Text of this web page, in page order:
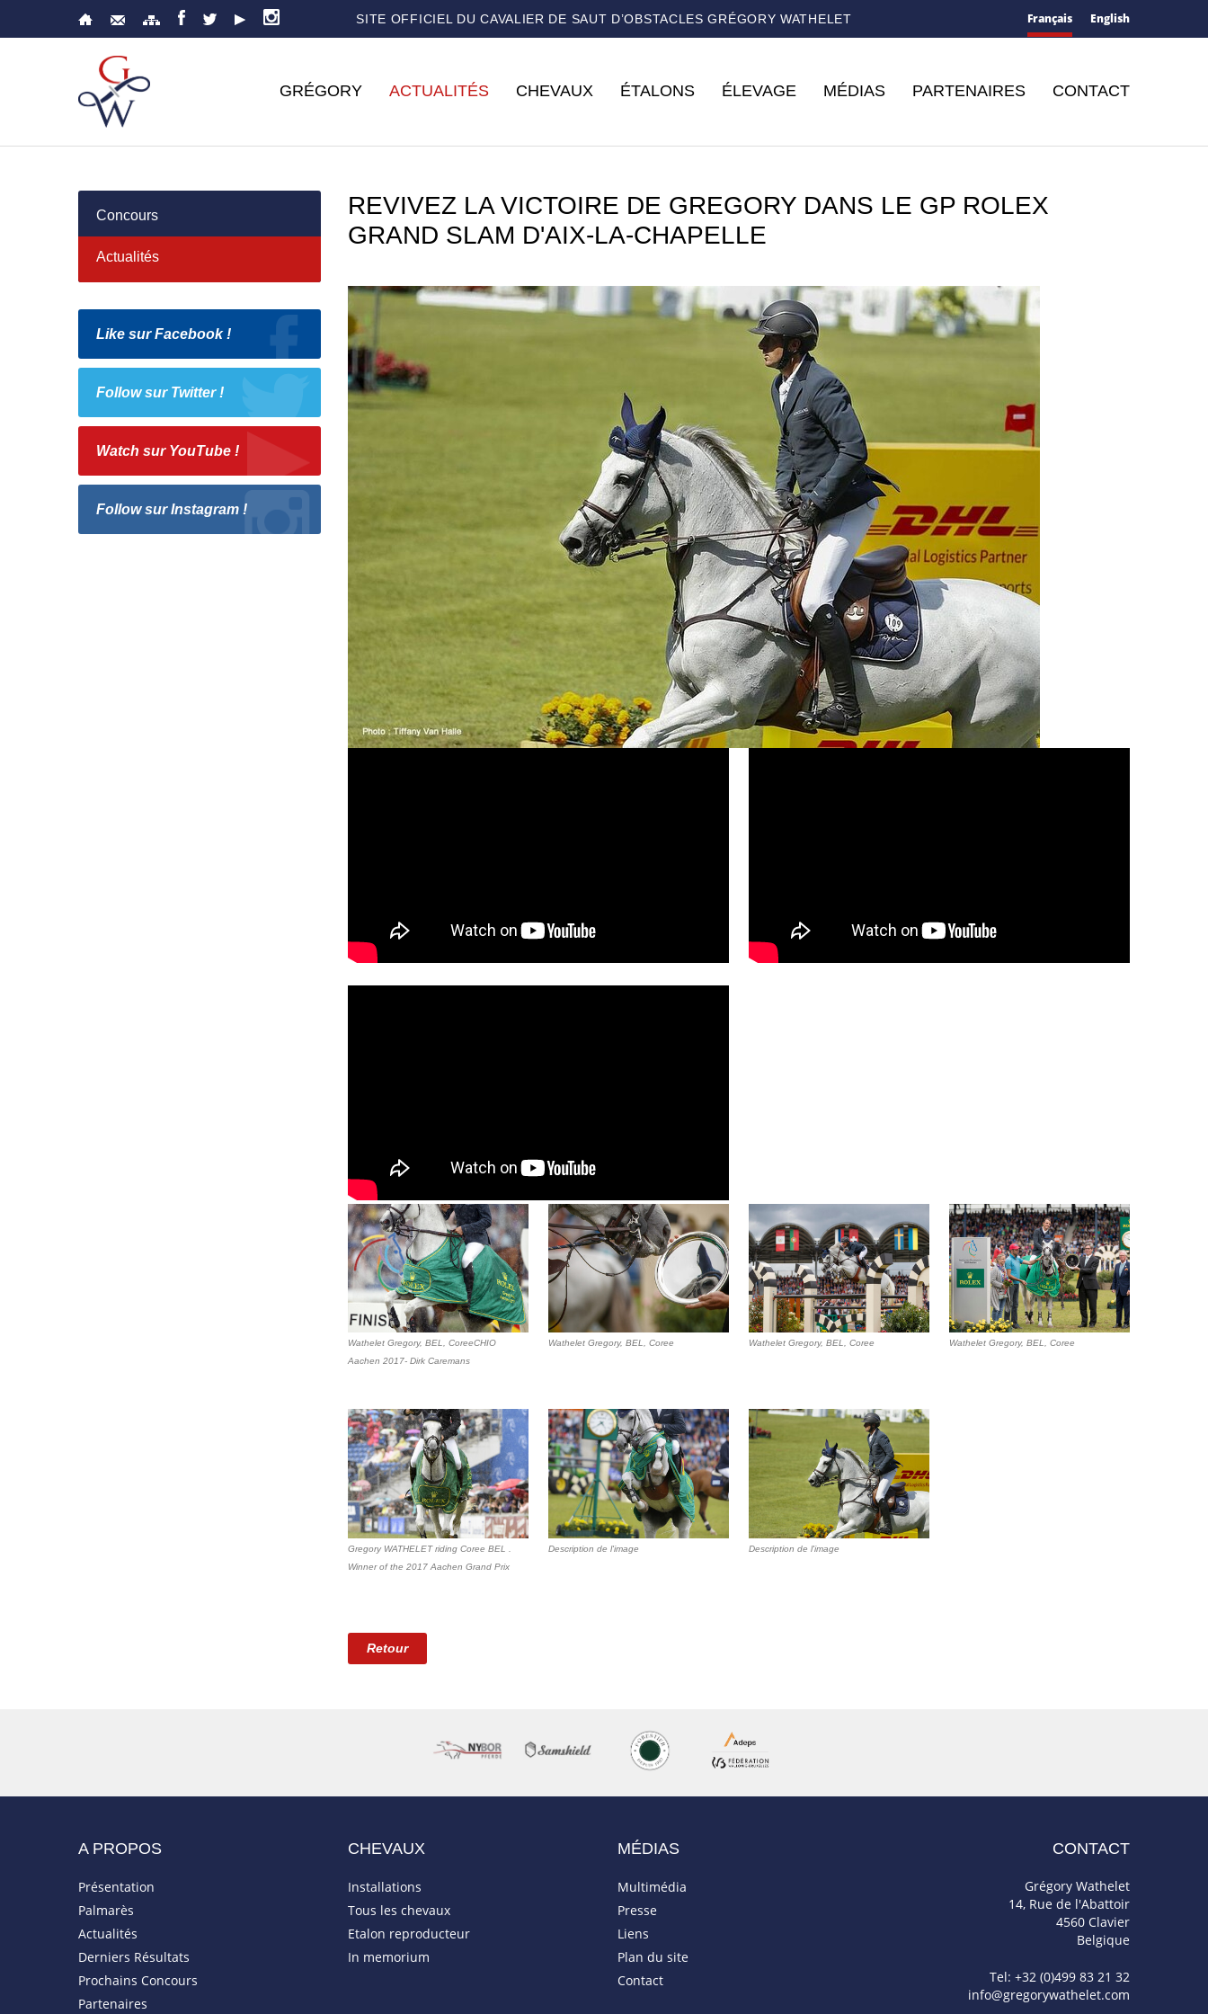
SITE OFFICIEL DU CAVALIER DE SAUT D’OBSTACLES GRÉGORY WATHELET Français English
GRÉGORY ACTUALITÉS CHEVAUX ÉTALONS ÉLEVAGE MÉDIAS PARTENAIRES CONTACT
Concours
Actualités
Like sur Facebook !
Follow sur Twitter !
Watch sur YouTube !
Follow sur Instagram !
REVIVEZ LA VICTOIRE DE GREGORY DANS LE GP ROLEX
GRAND SLAM D'AIX-LA-CHAPELLE
Wathelet Gregory, BEL, CoreeCHIO
Aachen 2017- Dirk Caremans
Wathelet Gregory, BEL, Coree Wathelet Gregory, BEL, Coree Wathelet Gregory, BEL, Coree
Gregory WATHELET riding Coree BEL .
Winner of the 2017 Aachen Grand Prix
Description de l'image Description de l'image
Retour
A PROPOS
Présentation
Palmarès
Actualités
Derniers Résultats
Prochains Concours
Partenaires
CHEVAUX
Installations
Tous les chevaux
Etalon reproducteur
In memorium
MÉDIAS
Multimédia
Presse
Liens
Plan du site
Contact
CONTACT
Grégory Wathelet
14, Rue de l'Abattoir
4560 Clavier
Belgique
Tel: +32 (0)499 83 21 32
info@gregorywathelet.com